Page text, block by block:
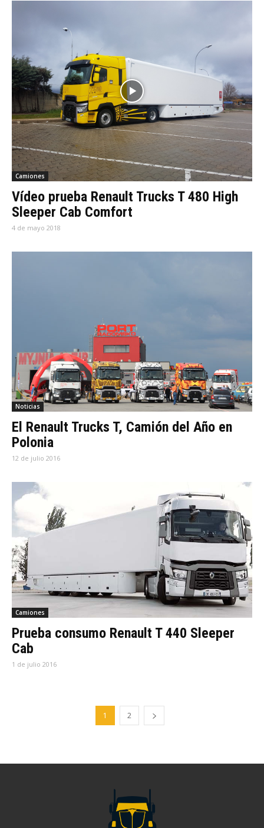
Camiones
Vídeo prueba Renault Trucks T 480 High
Sleeper Cab Comfort
4 de mayo 2018
Noticias
El Renault Trucks T, Camión del Año en
Polonia
12 de julio 2016
Camiones
Prueba consumo Renault T 440 Sleeper
Cab
1 de julio 2016
1 2